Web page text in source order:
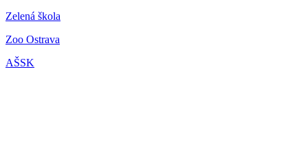
Zelená škola
Zoo Ostrava
AŠSK